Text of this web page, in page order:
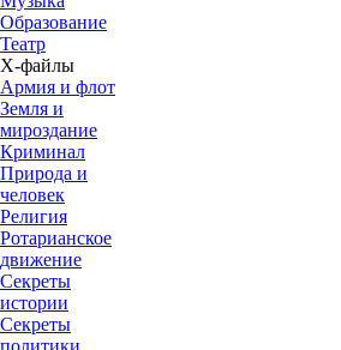
Образование
Театр
Х-файлы
Армия и флот
Земля и
мироздание
Криминал
Природа и
человек
Религия
Ротарианское
движение
Секреты
истории
Секреты
политики